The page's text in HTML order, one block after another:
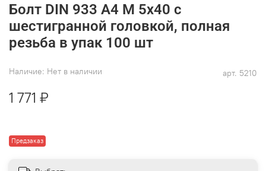
арт. 5210
Наличие: Нет в наличии
Предзаказ
Болт DIN 933 А4 M 5х40 с
шестигранной головкой, полная
резьба в упак 100 шт
1 771 ₽